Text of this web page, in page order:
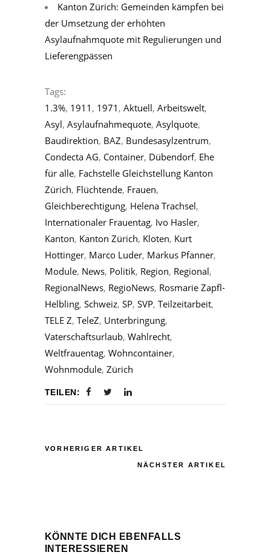
Kanton Zürich: Gemeinden kämpfen bei
der Umsetzung der erhöhten
Asylaufnahmquote mit Regulierungen und
Lieferengpässen
Tags:
1.3%, 1911 , 1971 , Aktuell, Arbeitswelt,
Asyl, Asylaufnahmequote, Asylquote,
Baudirektion, BAZ, Bundesasylzentrum,
Condecta AG, Container, Dübendorf, Ehe
für alle, Fachstelle Gleichstellung Kanton
Zürich, Flüchtende, Frauen,
Gleichberechtigung, Helena Trachsel,
Internationaler Frauentag, Ivo Hasler,
Kanton, Kanton Zürich, Kloten, Kurt
Hottinger, Marco Luder, Markus Pfanner,
Module, News, Politik, Region, Regional,
RegionalNews, RegioNews, Rosmarie Zapfl-
Helbling, Schweiz, SP, SVP, Teilzeitarbeit,
TELE Z, TeleZ, Unterbringung,
Vaterschaftsurlaub, Wahlrecht,
Weltfrauentag, Wohncontainer,
Wohnmodule, Zürich
TEILEN:
VORHERIGER ARTIKEL
NÄCHSTER ARTIKEL
KÖNNTE DICH EBENFALLS
INTERESSIEREN